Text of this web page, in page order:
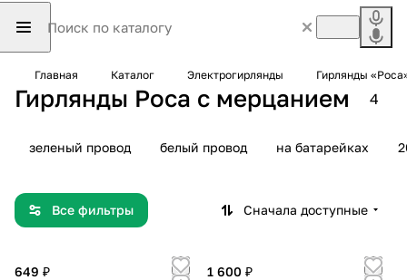
Главная Каталог Электрогирлянды Гирлянды
Гирлянды Роса с мерцанием 4
зеленый провод белый провод на батарейках
Все фильтры Сначала доступные
649 ₽
1 600 ₽